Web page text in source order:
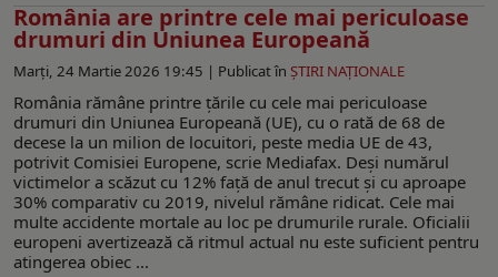
România are printre cele mai periculoase
drumuri din Uniunea Europeană
Marți, 24 Martie 2026 19:45 | Publicat în ŞTIRI NAŢIONALE
România rămâne printre țările cu cele mai periculoase
drumuri din Uniunea Europeană (UE), cu o rată de 68 de
decese la un milion de locuitori, peste media UE de 43,
potrivit Comisiei Europene, scrie Mediafax. Deși numărul
victimelor a scăzut cu 12% față de anul trecut și cu aproape
30% comparativ cu 2019, nivelul rămâne ridicat. Cele mai
multe accidente mortale au loc pe drumurile rurale. Oficialii
europeni avertizează că ritmul actual nu este suficient pentru
atingerea obiec ...